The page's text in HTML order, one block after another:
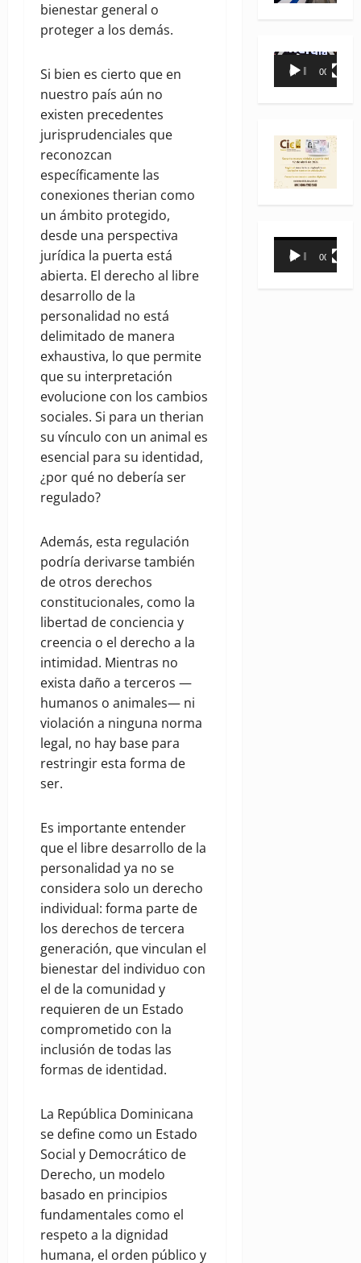
bienestar general o
proteger a los demás.
Si bien es cierto que en
nuestro país aún no
existen precedentes
jurisprudenciales que
reconozcan
específicamente las
conexiones therian como
un ámbito protegido,
desde una perspectiva
jurídica la puerta está
abierta. El derecho al libre
desarrollo de la
personalidad no está
delimitado de manera
exhaustiva, lo que permite
que su interpretación
evolucione con los cambios
sociales. Si para un therian
su vínculo con un animal es
esencial para su identidad,
¿por qué no debería ser
regulado?
Además, esta regulación
podría derivarse también
de otros derechos
constitucionales, como la
libertad de conciencia y
creencia o el derecho a la
intimidad. Mientras no
exista daño a terceros —
humanos o animales— ni
violación a ninguna norma
legal, no hay base para
restringir esta forma de
ser.
Es importante entender
que el libre desarrollo de la
personalidad ya no se
considera solo un derecho
individual: forma parte de
los derechos de tercera
generación, que vinculan el
bienestar del individuo con
el de la comunidad y
requieren de un Estado
comprometido con la
inclusión de todas las
formas de identidad.
La República Dominicana
se define como un Estado
Social y Democrático de
Derecho, un modelo
basado en principios
fundamentales como el
respeto a la dignidad
humana, el orden público y
Reproductor
00:00 00:35
Reproductor
00:00 00:31